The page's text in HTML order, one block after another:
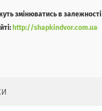
змінюватись в
http://shapkindvor.com.ua